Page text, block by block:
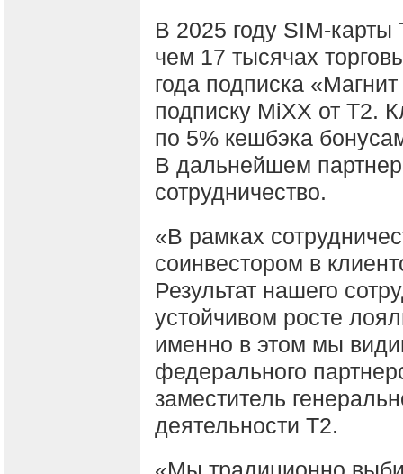
В 2025 году SIM-
чем 17 тысячах
года подписка
подписку MiXX от Т2.
по 5% кешбэка
В дальнейшем
сотрудничество.
«В рамках
соинвестором в
Результат нашего
устойчивом росте
именно в этом мы
федерального
заместитель
деятельности Т2.